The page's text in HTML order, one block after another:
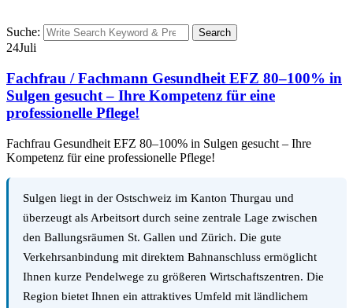
Suche: Search
24Juli
Fachfrau / Fachmann Gesundheit EFZ 80–100% in
Sulgen gesucht – Ihre Kompetenz für eine
professionelle Pflege!
Fachfrau Gesundheit EFZ 80–100% in Sulgen gesucht – Ihre
Kompetenz für eine professionelle Pflege!
Sulgen liegt in der Ostschweiz im Kanton Thurgau und
überzeugt als Arbeitsort durch seine zentrale Lage zwischen
den Ballungsräumen St. Gallen und Zürich. Die gute
Verkehrsanbindung mit direktem Bahnanschluss ermöglicht
Ihnen kurze Pendelwege zu größeren Wirtschaftszentren. Die
Region bietet Ihnen ein attraktives Umfeld mit ländlichem